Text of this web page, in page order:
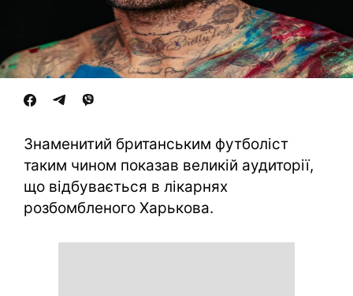
Знаменитий британським футболіст
таким чином показав великій аудиторії,
що відбувається в лікарнях
розбомбленого Харькова.